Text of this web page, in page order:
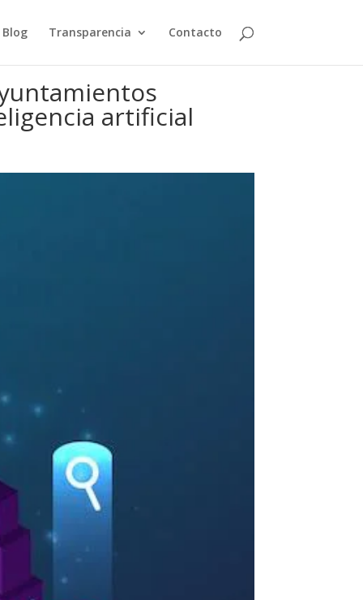
Blog Transparencia Contacto
artificial